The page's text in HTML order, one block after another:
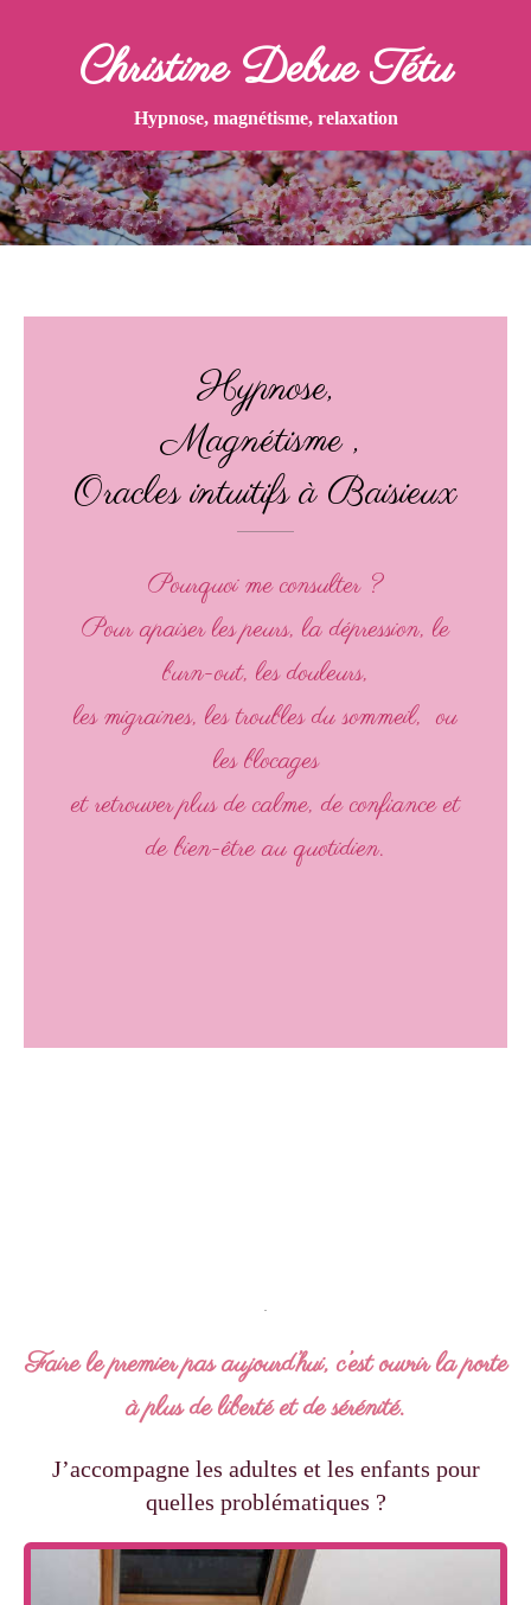
Christine Debue Tétu
Hypnose, magnétisme, relaxation
Hypnose,
Magnétisme ,
Oracles intuitifs à Baisieux
Pourquoi me consulter ?
Pour apaiser les peurs, la dépression, le
burn-out, les douleurs,
les migraines, les troubles du sommeil, ou
les blocages
et retrouver plus de calme, de confiance et
de bien-être au quotidien.
Faire le premier pas aujourd’hui, c’est ouvrir la porte
à plus de liberté et de sérénité.
J’accompagne les adultes et les enfants pour
quelles problématiques ?